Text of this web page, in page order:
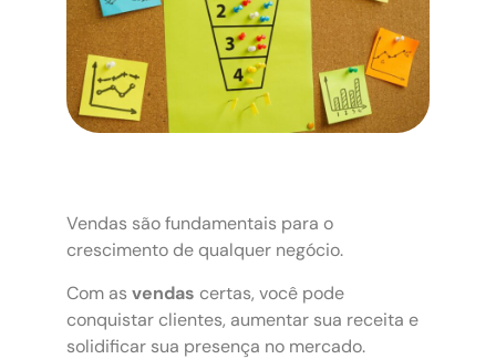
Vendas são fundamentais para o
crescimento de qualquer negócio.
Com asvendas certas, você pode
conquistar clientes, aumentar sua receita e
solidificar sua presença no mercado.